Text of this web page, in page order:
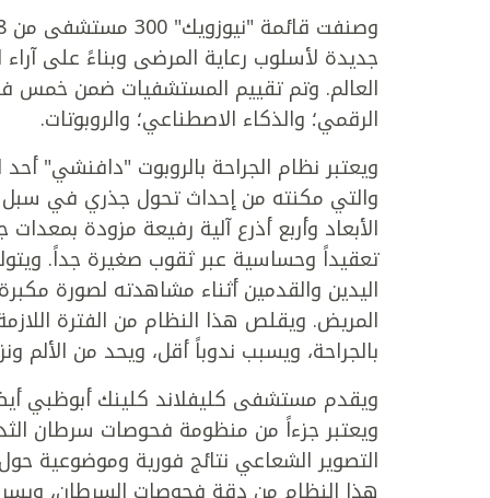
جديدة لأسلوب رعاية المرضى وبناءً على آراء
العالم. وتم تقييم المستشفيات ضمن خمس
الرقمي؛ والذكاء الاصطناعي؛ والروبوتات.
ويعتبر نظام الجراحة بالروبوت "دافنشي"
والتي مكنته من إحداث تحول جذري في سبل
الأبعاد وأربع أذرع آلية رفيعة مزودة
تعقيداً وحساسية عبر ثقوب صغيرة جداً.
اليدين والقدمين أثناء مشاهدته لصورة
المريض. ويقلص هذا النظام من الفترة
بالجراحة، ويسبب ندوباً أقل، ويحد من الألم
ويقدم مستشفى كليفلاند كلينك أبوظبي
ويعتبر جزءاً من منظومة فحوصات سرطان
التصوير الشعاعي نتائج فورية وموضوعية